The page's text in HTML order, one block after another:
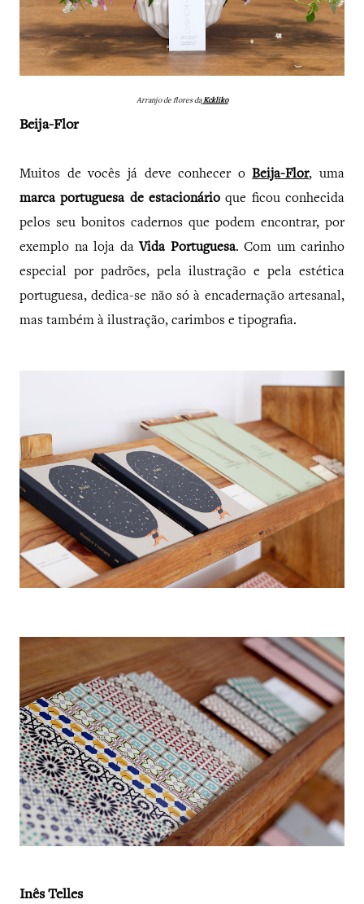
Arranjo de flores da Kckliko
Beija-Flor
Muitos de vocês já deve conhecer oBeija-Flor, uma
marca portuguesa de estacionário que ficou conhecida
pelos seu bonitos cadernos que podem encontrar, por
exemplo na loja da Vida Portuguesa. Com um carinho
especial por padrões, pela ilustração e pela estética
portuguesa, dedica-se não só à encadernação artesanal,
mas também à ilustração, carimbos e tipografia.
Inês Telles